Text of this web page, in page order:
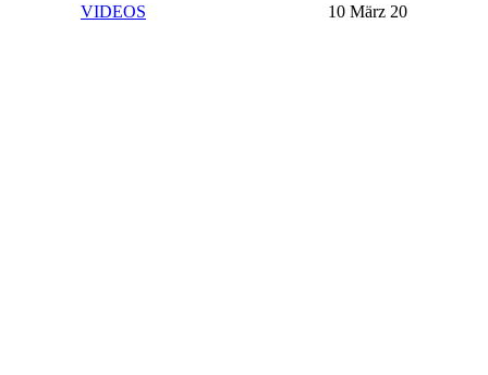
VIDEOS 10 März 20